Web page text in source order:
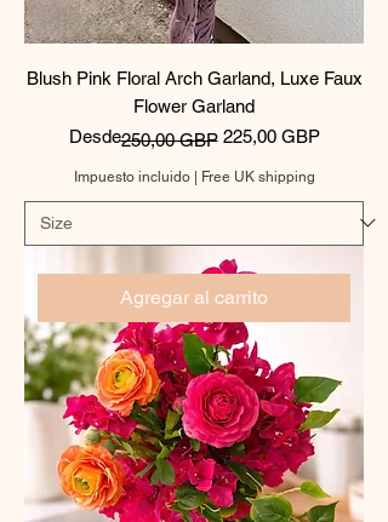
Blush Pink Floral Arch Garland, Luxe Faux
Flower Garland
Desde
Precio250,00 GBP 225,00 GBP
Precio de oferta
Impuesto incluido| Free UK shipping
Agregar al carrito